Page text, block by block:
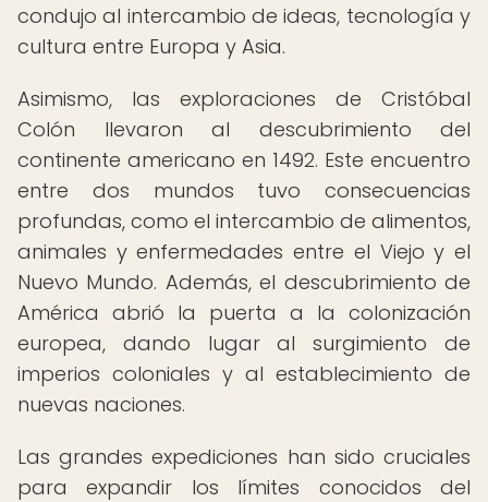
condujo al intercambio de ideas, tecnología y
cultura entre Europa y Asia.
Asimismo, las exploraciones de Cristóbal
Colón llevaron al descubrimiento del
continente americano en 1492. Este encuentro
entre dos mundos tuvo consecuencias
profundas, como el intercambio de alimentos,
animales y enfermedades entre el Viejo y el
Nuevo Mundo. Además, el descubrimiento de
América abrió la puerta a la colonización
europea, dando lugar al surgimiento de
imperios coloniales y al establecimiento de
nuevas naciones.
Las grandes expediciones han sido cruciales
para expandir los límites conocidos del